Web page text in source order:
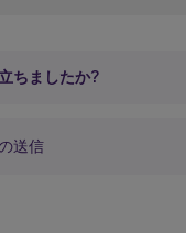
ちましたか?
送信